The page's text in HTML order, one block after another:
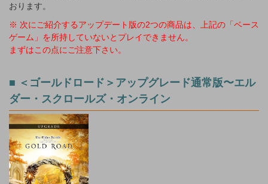
おります。
※ 次にご紹介するアップデート版の2つの商品は、上記の「ベース
ゲーム」を所持していないとプレイできません。
まずはこの点にご注意下さい。
■ ＜ゴールドロード＞アップグレード通常版〜エル
ダー・スクロールズ・オンライン